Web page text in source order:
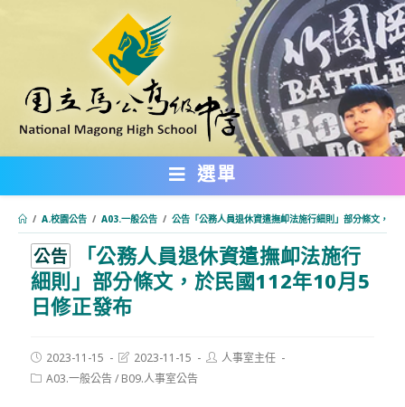
內
選單
/ A.校園公告 / A03.一般公告 / 公告「公務人員退休資遣撫卹法施行細則」部分條文，於
公告
「公務人員退休資遣撫卹法施行
細則」部分條文，於民國112年10月5
日修正發布
Post
published:
2023-11-15
Post
modified:
2023-11-15
Post人事室主任
PostA03.一般公告/ B09.人事室公告